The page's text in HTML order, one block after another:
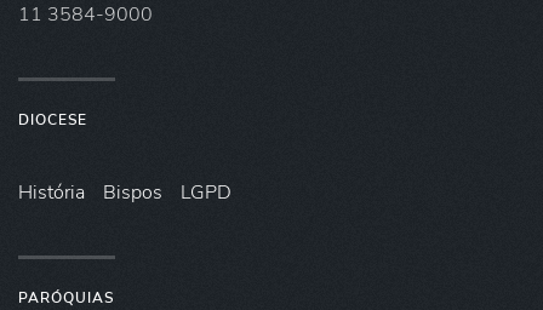
11 3584-9000
DIOCESE
História Bispos LGPD
PARÓQUIAS